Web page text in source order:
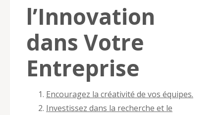
l’Innovation
dans Votre
Entreprise
Encouragez la créativité de vos équipes.
Investissez dans la recherche et le